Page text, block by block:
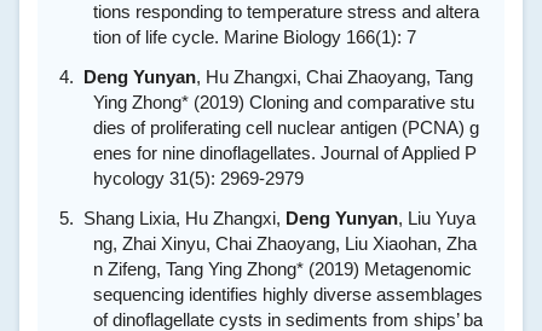
tions responding to temperature stress and altera
tion of life cycle. Marine Biology 166(1): 7
4. Deng Yunyan, Hu Zhangxi, Chai Zhaoyang, Tang
Ying Zhong* (2019) Cloning and comparative stu
dies of proliferating cell nuclear antigen (PCNA) g
enes for nine dinoflagellates. Journal of Applied P
hycology 31(5): 2969-2979
5. Shang Lixia, Hu Zhangxi, Deng Yunyan, Liu Yuya
ng, Zhai Xinyu, Chai Zhaoyang, Liu Xiaohan, Zha
n Zifeng, Tang Ying Zhong* (2019) Metagenomic
sequencing identifies highly diverse assemblages
of dinoflagellate cysts in sediments from ships’ ba